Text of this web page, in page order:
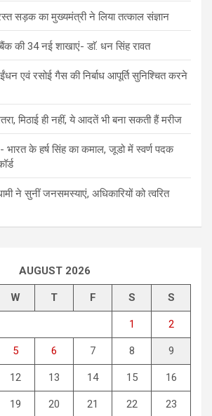
सड़क का मुख्यमंत्री ने लिया तत्काल संज्ञान
की 34 नई शाखाएं- डाॅ. धन सिंह रावत
एवं रसोई गैस की निर्बाध आपूर्ति सुनिश्चित करने
मिठाई ही नहीं, ये आदतें भी बना सकती हैं मरीज
के हर्ष सिंह का कमाल, जूडो में स्वर्ण पदक
ने सुनीं जनसमस्याएं, अधिकारियों को त्वरित
AUGUST 2026
W T F S S
1 2
5 6 7 8 9
12 13 14 15 16
19 20 21 22 23